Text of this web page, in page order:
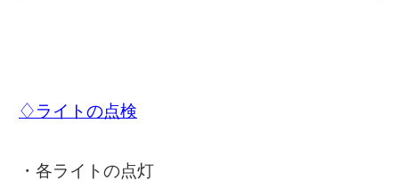
♢ライトの点検
・各ライトの点灯